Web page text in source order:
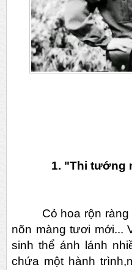
1. "Thi tướng
Cỏ hoa rộn ràng
nõn màng tươi mới...
sinh thể ánh lánh
chứa một hành